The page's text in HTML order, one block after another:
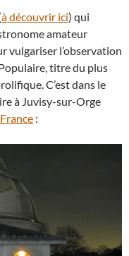
à découvrir ici) qui
amateur
vulgariser l’observation
titre du plus
C’est dans le
à Juvisy-sur-Orge
: